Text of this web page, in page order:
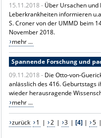
15.11.2018 - Über Ursachen
Leberkrankheiten informieren
S. Croner von der UMMD beim
November 2018.
mehr ...
Spannende Forschung und
09.11.2018 - Die Otto-von-
anlässlich des 416. Geburtstags
wieder herausragende
mehr ...
zurück 1 | 2 | 3 |[4] | 5 |